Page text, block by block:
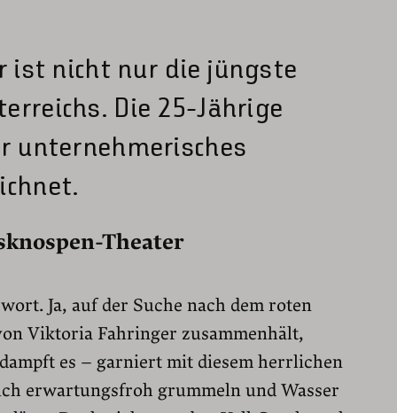
ist nicht nur die jüngste
Die 25-Jährige
unternehmerisches
Theater
Ja, auf der Suche nach dem roten
Viktoria Fahringer zusammenhält,
es – garniert mit diesem herrlichen
erwartungsfroh grummeln und Wasser